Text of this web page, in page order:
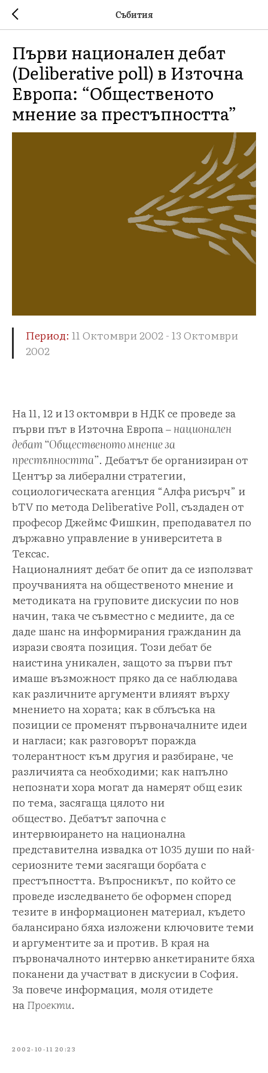
Събития
Първи национален дебат
(Deliberative poll) в Източна
Европа: “Общественото
мнение за престъпността”
Период: 11 Октомври 2002 - 13 Октомври
2002
На 11, 12 и 13 октомври в НДК се проведе за
първи път в Източна Европа –национален
дебат “Общественото мнение за
престъпността”. Дебатът бе организиран от
Център за либерални стратегии,
социологическата агенция “Алфа рисърч” и
bTV по метода Deliberative Poll, създаден от
професор Джеймс Фишкин, преподавател по
държавно управление в университета в
Тексас.
Националният дебат бе опит да се използват
проучванията на общественото мнение и
методиката на груповите дискусии по нов
начин, така че съвместно с медиите, да се
даде шанс на информирания гражданин да
изрази своята позиция. Този дебат бе
наистина уникален, защото за първи път
имаше възможност пряко да се наблюдава
как различните аргументи влияят върху
мнението на хората; как в сблъсъка на
позиции се променят първоначалните идеи
и нагласи; как разговорът поражда
толерантност към другия и разбиране, че
различията са необходими; как напълно
непознати хора могат да намерят общ език
по тема, засягаща цялото ни
общество. Дебатът започна с
интервюирането на национална
представителна извадка от 1035 души по най-
сериозните теми засягащи борбата с
престъпността. Въпросникът, по който се
проведе изследването бе оформен според
тезите в информационен материал, където
балансирано бяха изложени ключовите теми
и аргументите за и против. В края на
първоначалното интервю анкетираните бяха
поканени да участват в дискусии в София.
За повече информация, моля отидете
наПроекти.
2002-10-11 20:23